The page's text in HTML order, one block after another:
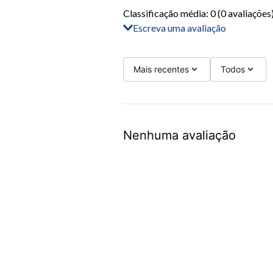
Classificação média: 0(0
Escreva uma avaliação
Título
Avalie o produto de 1 a 5 estrelas
Seu nome
Mais recentes Todos
Nenhuma avaliação